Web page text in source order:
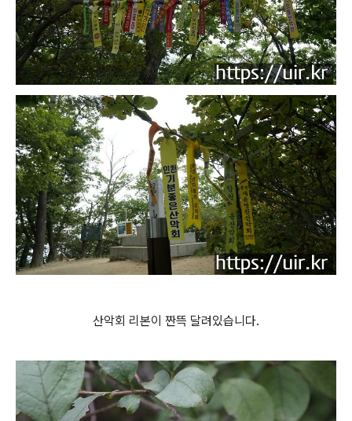
산악회 리본이 짠뜩 달려있습니다.